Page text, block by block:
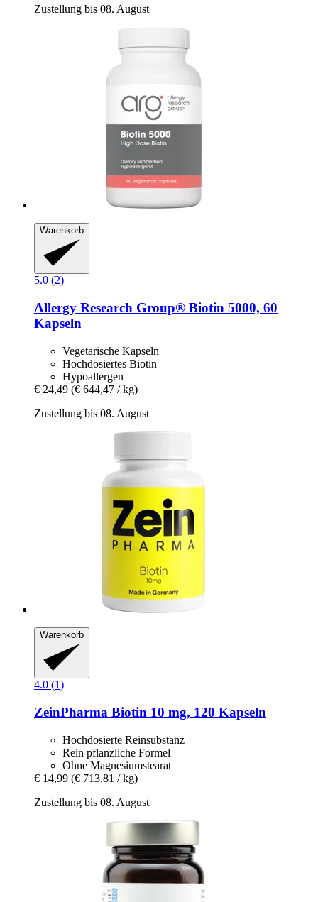
Zustellung bis 08. August
Warenkorb
5.0 (2)
Allergy Research Group® Biotin 5000, 60
Kapseln
Vegetarische Kapseln
Hochdosiertes Biotin
Hypoallergen
€ 24,49 (€ 644,47 / kg)
Zustellung bis 08. August
Warenkorb
4.0 (1)
ZeinPharma Biotin 10 mg, 120 Kapseln
Hochdosierte Reinsubstanz
Rein pflanzliche Formel
Ohne Magnesiumstearat
€ 14,99 (€ 713,81 / kg)
Zustellung bis 08. August